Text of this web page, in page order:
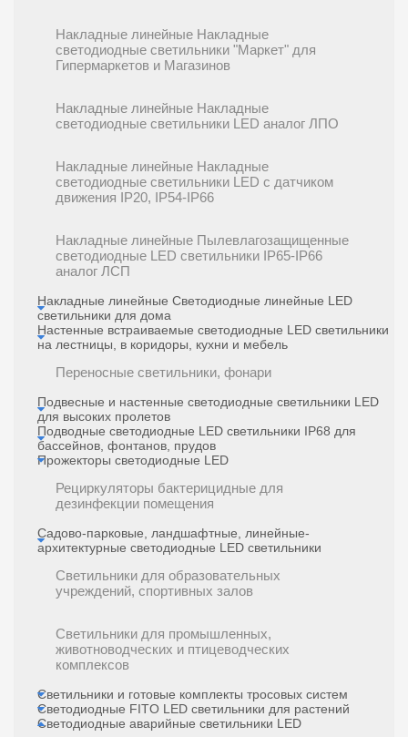
Накладные линейные Накладные
светодиодные светильники "Маркет" для
Гипермаркетов и Магазинов
Накладные линейные Накладные
светодиодные светильники LED аналог ЛПО
Накладные линейные Накладные
светодиодные светильники LED с датчиком
движения IP20, IP54-IP66
Накладные линейные Пылевлагозащищенные
светодиодные LED светильники IP65-IP66
аналог ЛСП
Накладные линейные Светодиодные линейные LED
светильники для дома
Настенные встраиваемые светодиодные LED светильники
на лестницы, в коридоры, кухни и мебель
Переносные светильники, фонари
Подвесные и настенные светодиодные светильники LED
для высоких пролетов
Подводные светодиодные LED светильники IP68 для
бассейнов, фонтанов, прудов
Прожекторы светодиодные LED
Рециркуляторы бактерицидные для
дезинфекции помещения
Садово-парковые, ландшафтные, линейные-
архитектурные светодиодные LED светильники
Светильники для образовательных
учреждений, спортивных залов
Светильники для промышленных,
животноводческих и птицеводческих
комплексов
Светильники и готовые комплекты тросовых систем
Светодиодные FITO LED светильники для растений
Светодиодные аварийные светильники LED